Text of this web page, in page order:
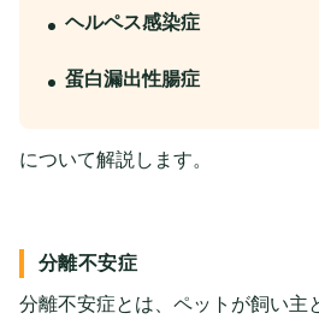
ヘルペス感染症
蛋白漏出性腸症
について解説します。
分離不安症
分離不安症とは、ペットが飼い主